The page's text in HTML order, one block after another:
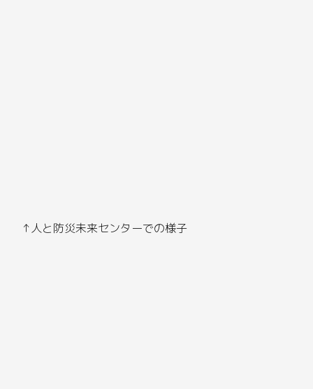
↑人と防災未来センターでの様子